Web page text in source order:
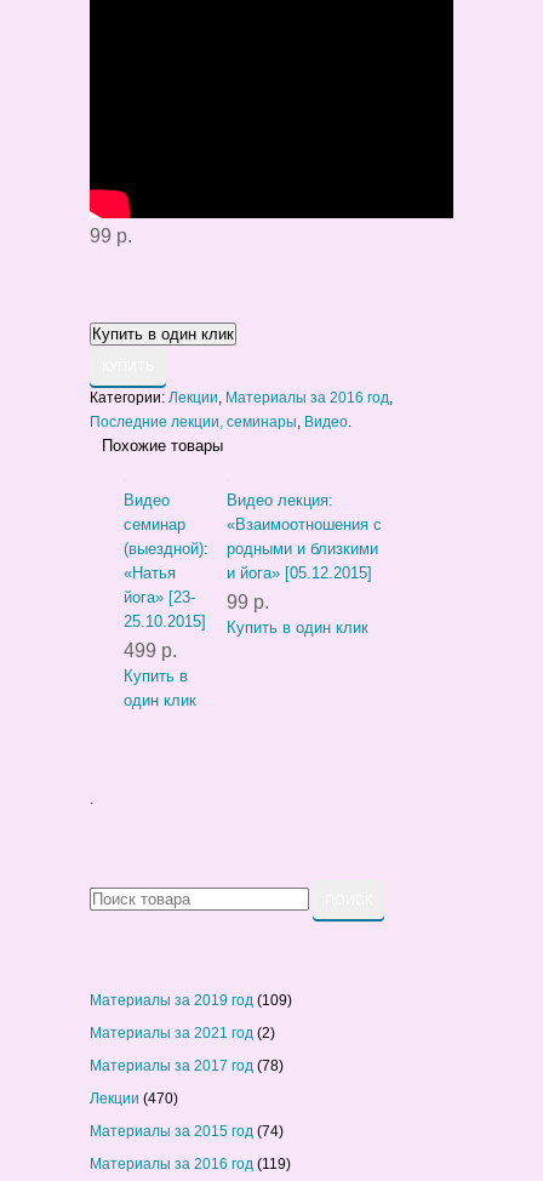
99 р.
Категории: Лекции, Материалы за 2016 год,
Последние лекции, семинары, Видео.
Похожие товары
Видео
семинар
(выездной):
«Натья
йога» [23-
25.10.2015]
499 р.
Купить в
один клик
Видео лекция:
«Взаимоотношения с
родными и близкими
и йога» [05.12.2015]
99 р.
Купить в один клик
.
Материалы за 2019 год (109)
Материалы за 2021 год (2)
Материалы за 2017 год (78)
Лекции (470)
Материалы за 2015 год (74)
Материалы за 2016 год (119)